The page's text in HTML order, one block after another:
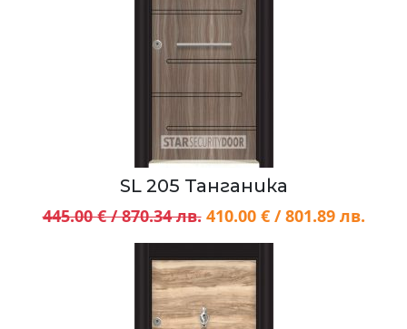
SL 205 Танганика
445.00 € / 870.34 лв.410.00 € / 801.89 лв.